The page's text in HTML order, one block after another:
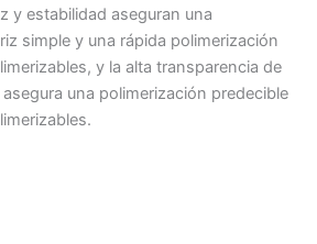
y estabilidad aseguran una
simple y una rápida polimerización
y la alta transparencia de
una polimerización predecible